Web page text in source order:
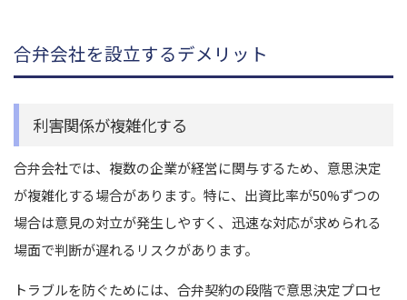
合弁会社を設立するデメリット
利害関係が複雑化する
合弁会社では、複数の企業が経営に関与するため、意思決定
が複雑化する場合があります。特に、出資比率が50%ずつの
場合は意見の対立が発生しやすく、迅速な対応が求められる
場面で判断が遅れるリスクがあります。
トラブルを防ぐためには、合弁契約の段階で意思決定プロセ